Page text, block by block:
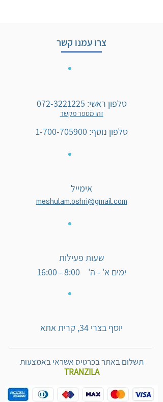
צרו עמנו קשר
טלפון ראשי: 072-3221225
זהו מספר מקשר
טלפון נוסף: 1-700-705900
אימייל
meshulam.oshri@gmail.com
שעות פעילות
ימים א' - ה' 8:00 - 16:00
יוסף בצרי 34, קרית אתא
תשלום באתר בכרטיס אשראי באמצעות
TRANZILA